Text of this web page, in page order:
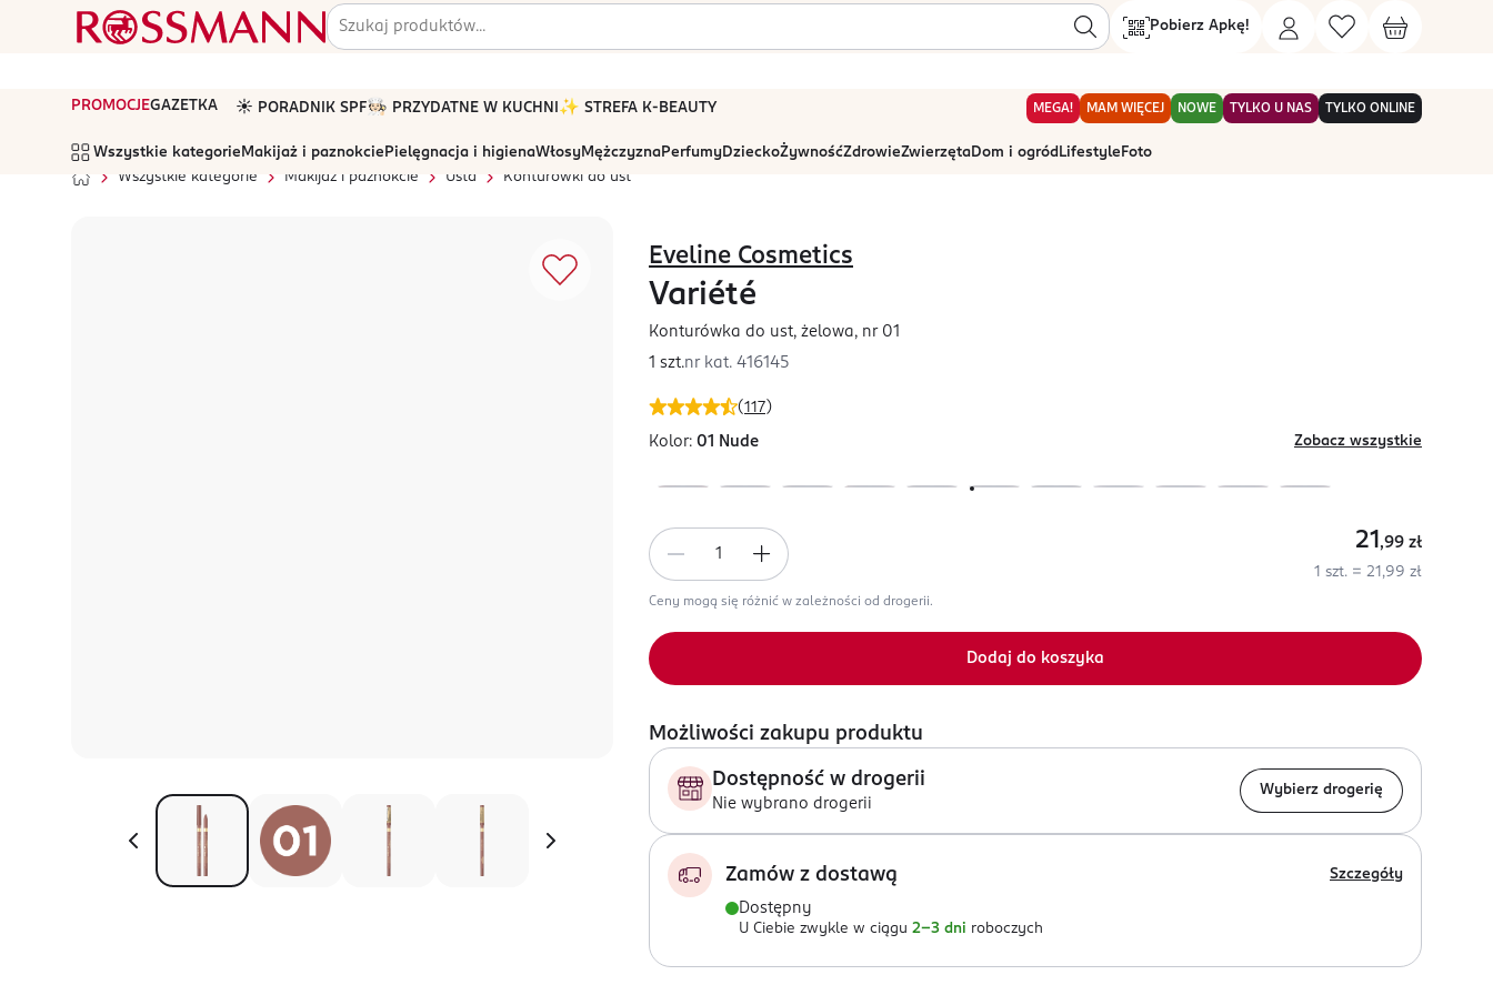
Pobierz Apkę!
PROMOCJEGAZETKA ☀️ PORADNIK SPF🧑🏻‍🍳 PRZYDATNE W KUCHNI ✨ STREFA K-BEAUTY MEGA! MAM WIĘCEJ NOWE TYLKO U NAS TYLKO ONLINE
Wszystkie kategorie Makijaż i paznokcie Pielęgnacja i higienaWłosyMężczyznaPerfumyDzieckoŻywnośćZdrowieZwierzętaDom i ogród Lifestyle Foto
Wszystkie kategorie
Makijaż i paznokcie Usta Konturówki do ust
(117)
Eveline Cosmetics
Variété
Konturówka do ust, żelowa, nr 01
1 szt.nr kat. 416145
Kolor: 01 Nude Zobacz wszystkie
21 ,99 zł
1 szt. = 21,99 zł
Ceny mogą się różnić w zależności od drogerii.
Dodaj do koszyka
Możliwości zakupu produktu
Dostępność w drogerii
Nie wybrano drogerii
Wybierz drogerię
Zamów z dostawą Szczegóły
Dostępny
U Ciebie zwykle w ciągu 2-3 dni roboczych